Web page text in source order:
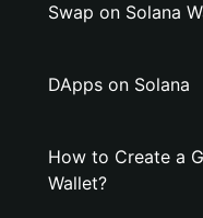
Swap on Solana
DApps on Solana
How to Create a
Wallet?